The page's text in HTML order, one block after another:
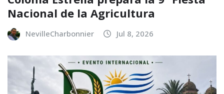
Nacional de la Agricultura
NevilleCharbonnier Jul 8, 2026